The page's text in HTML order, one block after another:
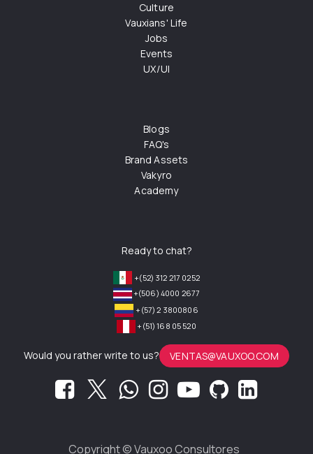
Culture
Vauxians' Life
Jobs
Events
UX/UI
Blogs
FAQ's
Brand Assets
Vakyro
Academy
Ready to chat?
+(52) 312 217 0252
+(506) 4000 2677
+(57) 2 3800806
+(51) 168 05 520
Would you rather write to us? VENTAS@VAUXOO.COM
Copyright ©Vauxoo Consultores